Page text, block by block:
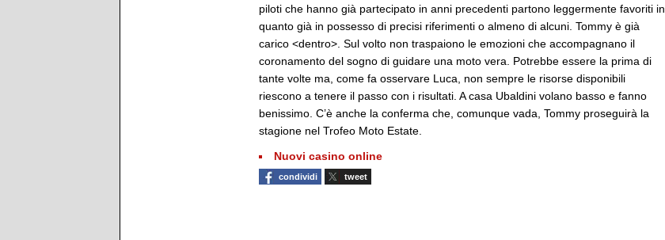
piloti che hanno già partecipato in anni precedenti partono leggermente favoriti in
quanto già in possesso di precisi riferimenti o almeno di alcuni. Tommy è già
carico <dentro>. Sul volto non traspaiono le emozioni che accompagnano il
coronamento del sogno di guidare una moto vera. Potrebbe essere la prima di
tante volte ma, come fa osservare Luca, non sempre le risorse disponibili
riescono a tenere il passo con i risultati. A casa Ubaldini volano basso e fanno
benissimo. C’è anche la conferma che, comunque vada, Tommy proseguirà la
stagione nel Trofeo Moto Estate.
Nuovi casino online
condividi tweet